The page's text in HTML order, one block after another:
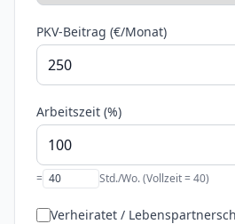
PKV-Beitrag (€/Monat)
Arbeitszeit (%)
= Std./Wo. (Vollzeit = 40)
Verheiratet /